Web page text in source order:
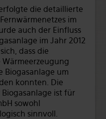
die detaillierte
im
auch der Einfluss
im Jahr 2012
dass die
Biogasanlage um
konnten. Die
ist für
sowohl
sinnvoll.